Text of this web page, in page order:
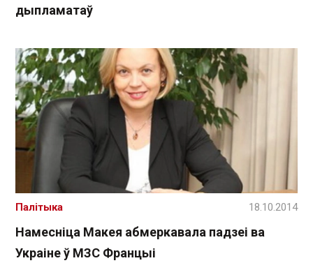
дыпламатаў
Намесніца Макея абмеркавала падзеі ва
Украіне ў МЗС Францыі
Палітыка 18.10.2014